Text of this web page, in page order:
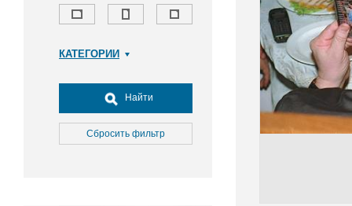
КАТЕГОРИИ
Досуг, туризм и отдых
Культура
Медицина
Найти
Сбросить фильтр